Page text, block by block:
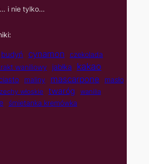
i nie tylko…
budyń cynamon czekolada
waniliowy jabłka kakao
maliny mascarpone masło
włoskie twaróg wanilia
śmietanka kremówka